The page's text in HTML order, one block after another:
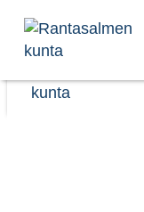
Skip to content